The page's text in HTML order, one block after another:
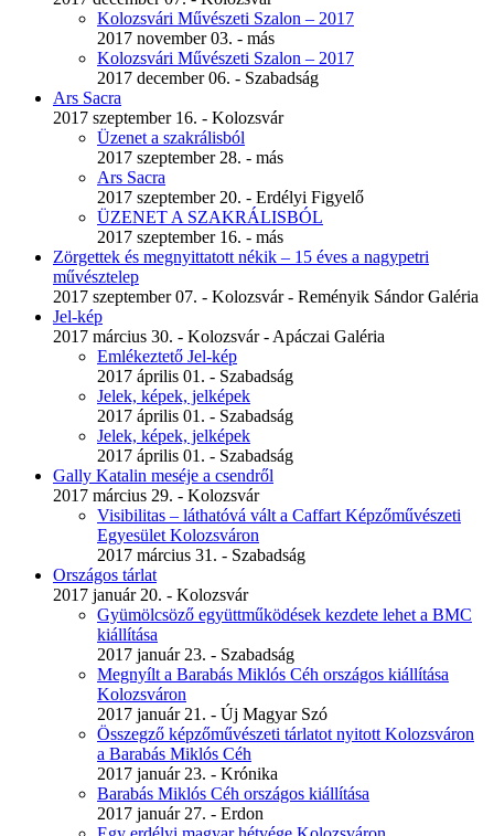
Kolozsvári Művészeti Szalon – 2017
2017 november 03. - más
Kolozsvári Művészeti Szalon – 2017
2017 december 06. - Szabadság
Ars Sacra
2017 szeptember 16. - Kolozsvár
Üzenet a szakrálisból
2017 szeptember 28. - más
Ars Sacra
2017 szeptember 20. - Erdélyi Figyelő
ÜZENET A SZAKRÁLISBÓL
2017 szeptember 16. - más
Zörgettek és megnyittatott nékik – 15 éves a nagypetri
művésztelep
2017 szeptember 07. - Kolozsvár - Reményik Sándor Galéria
Jel-kép
2017 március 30. - Kolozsvár - Apáczai Galéria
Emlékeztető Jel-kép
2017 április 01. - Szabadság
Jelek, képek, jelképek
2017 április 01. - Szabadság
Jelek, képek, jelképek
2017 április 01. - Szabadság
Gally Katalin meséje a csendről
2017 március 29. - Kolozsvár
Visibilitas – láthatóvá vált a Caffart Képzőművészeti
Egyesület Kolozsváron
2017 március 31. - Szabadság
Országos tárlat
2017 január 20. - Kolozsvár
Gyümölcsöző együttműködések kezdete lehet a BMC
kiállítása
2017 január 23. - Szabadság
Megnyílt a Barabás Miklós Céh országos kiállítása
Kolozsváron
2017 január 21. - Új Magyar Szó
Összegző képzőművészeti tárlatot nyitott Kolozsváron
a Barabás Miklós Céh
2017 január 23. - Krónika
Barabás Miklós Céh országos kiállítása
2017 január 27. - Erdon